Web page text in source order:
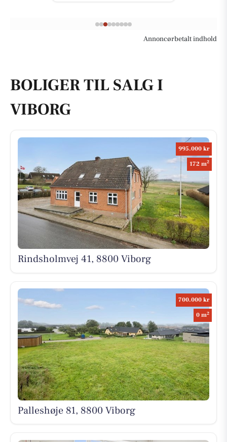
Annoncørbetalt indhold
BOLIGER TIL SALG I
VIBORG
995.000 kr
172 m2
Rindsholmvej 41, 8800 Viborg
700.000 kr
0 m2
Palleshøje 81, 8800 Viborg